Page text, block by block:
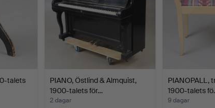
talets
PIANO, Östlind & Almquist,
1900-talets för…
2 dagar
PIANOPALL,
1900-talets
9 dagar